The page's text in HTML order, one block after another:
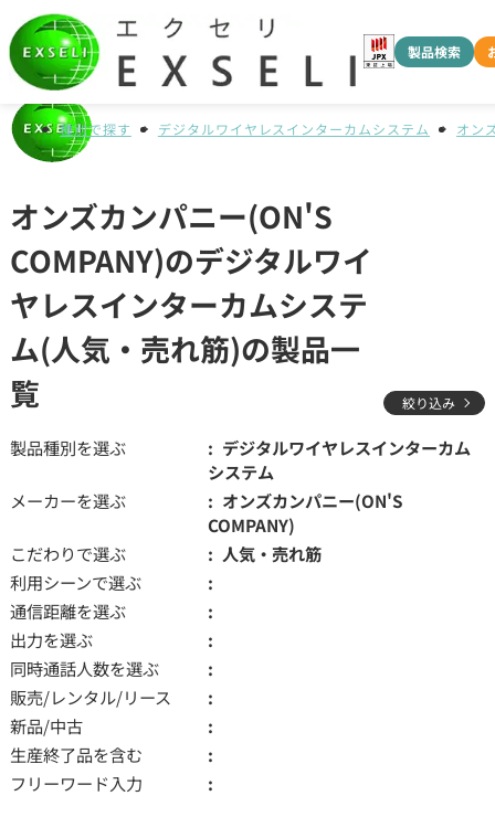
製品検索
種別で探す デジタルワイヤレスインターカムシステム オン
オンズカンパニー(ON'S
COMPANY)のデジタルワイ
ヤレスインターカムシステ
ム(人気・売れ筋)の製品一
覧
絞り込み
製品種別を選ぶ
デジタルワイヤレスインターカム
システム
メーカーを選ぶ
オンズカンパニー(ON'S
COMPANY)
こだわりで選ぶ
人気・売れ筋
利用シーンで選ぶ
通信距離を選ぶ
出力を選ぶ
同時通話人数を選ぶ
販売/レンタル/リース
新品/中古
生産終了品を含む
フリーワード入力